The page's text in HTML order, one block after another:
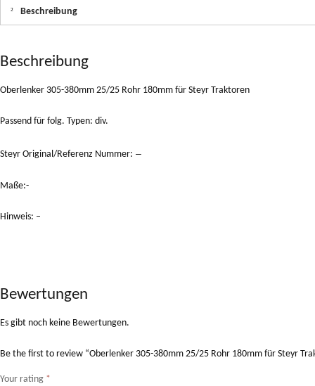
Beschreibung
Beschreibung
Oberlenker 305-380mm 25/25 Rohr 180mm für Steyr Traktoren
Passend für folg. Typen: div.
Steyr Original/Referenz Nummer: –
Maße:-
Hinweis: –
Bewertungen
Es gibt noch keine Bewertungen.
Be the first to review “Oberlenker 305-380mm 25/25 Rohr 180mm für Steyr
Your rating *